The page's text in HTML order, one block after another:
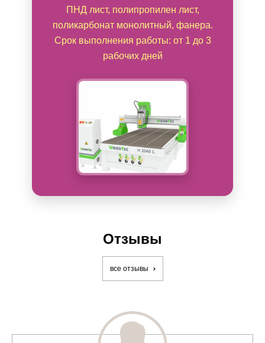
ПНД лист, полипропилен лист,
поликарбонат монолитный, фанера.
Срок выполнения работы: от 1 до 3
рабочих дней
Отзывы
все отзывы